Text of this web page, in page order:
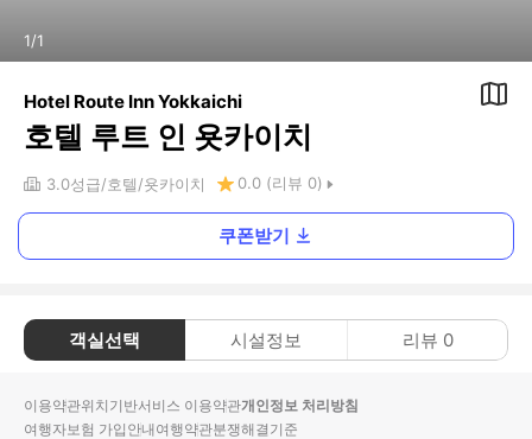
1/1
Hotel Route Inn Yokkaichi
호텔 루트 인 욧카이치
3.0성급 호텔 욧카이치 0.0 (리뷰 0)
쿠폰받기
객실선택 시설정보 리뷰 0
이용약관위치기반서비스 이용약관개인정보 처리방침
여행자보험 가입안내여행약관분쟁해결기준